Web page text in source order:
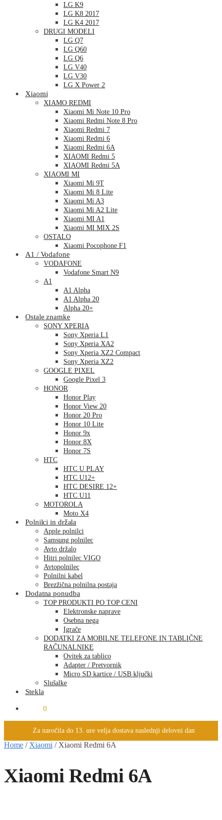
LG K9
LG K8 2017
LG K4 2017
DRUGI MODELI
LG Q7
LG Q60
LG Q6
LG V40
LG V30
LG X Power 2
Xiaomi
XIAMO REDMI
Xiaomi Mi Note 10 Pro
Xiaomi Redmi Note 8 Pro
Xiaomi Redmi 7
Xiaomi Redmi 6
Xiaomi Redmi 6A
XIAOMI Redmi 5
XIAOMI Redmi 5A
XIAOMI MI
Xiaomi Mi 9T
Xiaomi Mi 8 Lite
Xiaomi Mi A3
Xiaomi Mi A2 Lite
Xiaomi MI A1
Xiaomi MI MIX 2S
OSTALO
Xiaomi Pocophone F1
A1 / Vodafone
VODAFONE
Vodafone Smart N9
A1
A1 Alpha
A1 Alpha 20
Alpha 20+
Ostale znamke
SONY XPERIA
Sony Xperia L1
Sony Xperia XA2
Sony Xperia XZ2 Compact
Sony Xperia XZ2
GOOGLE PIXEL
Google Pixel 3
HONOR
Honor Play
Honor View 20
Honor 20 Pro
Honor 10 Lite
Honor 9x
Honor 8X
Honor 7S
HTC
HTC U PLAY
HTC U12+
HTC DESIRE 12+
HTC U11
MOTOROLA
Moto X4
Polnilci in držala
Apple polnilci
Samsung polnilec
Avto držalo
Hitri polnilec VIGO
Avtopolnilec
Polnilni kabel
Brezžična polnilna postaja
Dodatna ponudba
TOP PRODUKTI PO TOP CENI
Elektronske naprave
Osebna nega
Igrače
DODATKI ZA MOBILNE TELEFONE IN TABLIČNE
RAČUNALNIKE
Ovitek za tablico
Adapter / Pretvornik
Micro SD kartice / USB ključki
Slušalke
Stekla
0
Za naročila do 13. ure velja dostava naslednji delovni dan
Home / Xiaomi / Xiaomi Redmi 6A
Xiaomi Redmi 6A